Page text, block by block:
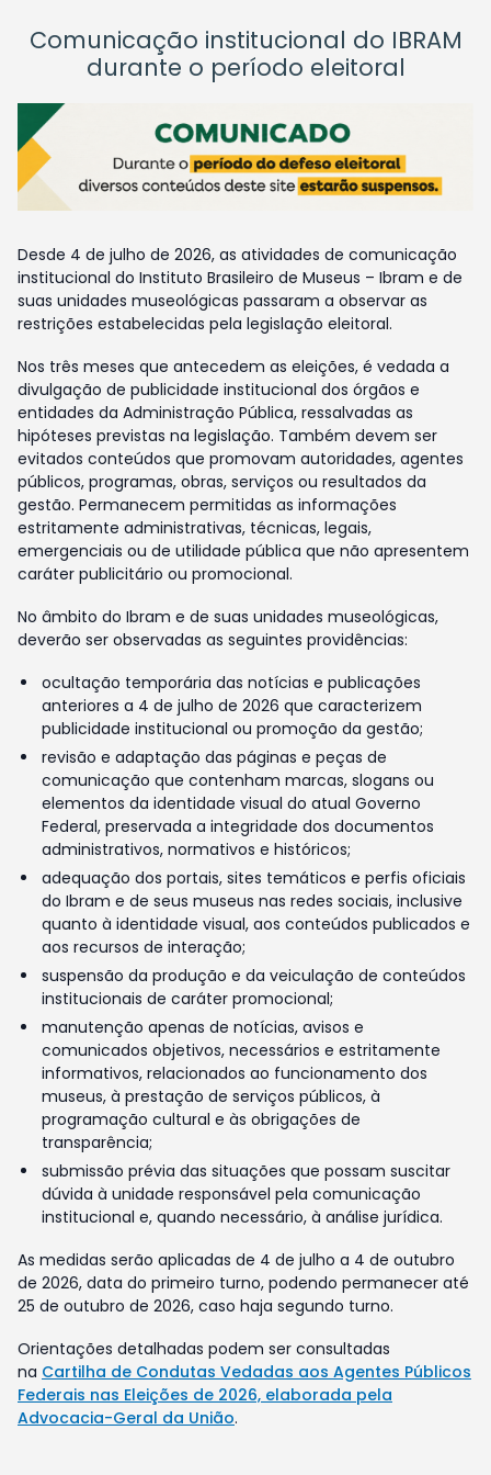
Comunicação institucional do IBRAM
durante o período eleitoral
Desde 4 de julho de 2026, as atividades de comunicação
institucional do Instituto Brasileiro de Museus – Ibram e de
suas unidades museológicas passaram a observar as
restrições estabelecidas pela legislação eleitoral.
Nos três meses que antecedem as eleições, é vedada a
divulgação de publicidade institucional dos órgãos e
entidades da Administração Pública, ressalvadas as
hipóteses previstas na legislação. Também devem ser
evitados conteúdos que promovam autoridades, agentes
públicos, programas, obras, serviços ou resultados da
gestão. Permanecem permitidas as informações
estritamente administrativas, técnicas, legais,
emergenciais ou de utilidade pública que não apresentem
caráter publicitário ou promocional.
No âmbito do Ibram e de suas unidades museológicas,
deverão ser observadas as seguintes providências:
ocultação temporária das notícias e publicações
anteriores a 4 de julho de 2026 que caracterizem
publicidade institucional ou promoção da gestão;
revisão e adaptação das páginas e peças de
comunicação que contenham marcas, slogans ou
elementos da identidade visual do atual Governo
Federal, preservada a integridade dos documentos
administrativos, normativos e históricos;
adequação dos portais, sites temáticos e perfis oficiais
do Ibram e de seus museus nas redes sociais, inclusive
quanto à identidade visual, aos conteúdos publicados e
aos recursos de interação;
suspensão da produção e da veiculação de conteúdos
institucionais de caráter promocional;
manutenção apenas de notícias, avisos e
comunicados objetivos, necessários e estritamente
informativos, relacionados ao funcionamento dos
museus, à prestação de serviços públicos, à
programação cultural e às obrigações de
transparência;
submissão prévia das situações que possam suscitar
dúvida à unidade responsável pela comunicação
institucional e, quando necessário, à análise jurídica.
As medidas serão aplicadas de 4 de julho a 4 de outubro
de 2026, data do primeiro turno, podendo permanecer até
25 de outubro de 2026, caso haja segundo turno.
Orientações detalhadas podem ser consultadas
na Cartilha de Condutas Vedadas aos Agentes Públicos
Federais nas Eleições de 2026, elaborada pela
Advocacia-Geral da União.